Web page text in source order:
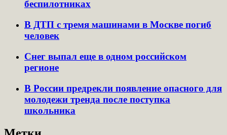
беспилотниках
В ДТП с тремя машинами в Москве погиб
человек
Снег выпал еще в одном российском
регионе
В России предрекли появление опасного для
молодежи тренда после поступка
школьника